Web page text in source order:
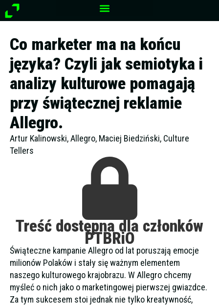
Przejdź
do
Co marketer ma na końcu
języka? Czyli jak semiotyka i
analizy kulturowe pomagają
przy świątecznej reklamie
Allegro.
Artur Kalinowski, Allegro, Maciej Biedziński, Culture
Tellers
Treść dostępna dla członków
PTBRiO
Świąteczne kampanie Allegro od lat poruszają emocje
milionów Polaków i stały się ważnym elementem
naszego kulturowego krajobrazu. W Allegro chcemy
myśleć o nich jako o marketingowej pierwszej gwiazdce.
Za tym sukcesem stoi jednak nie tylko kreatywność,